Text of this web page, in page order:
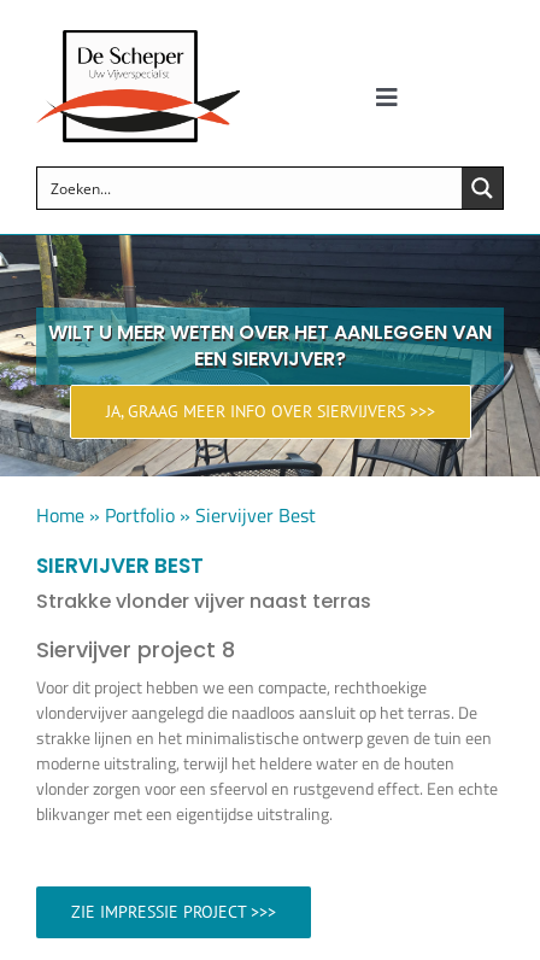
Toggle
Siervijvers
Koi vijvers
Vijverproducten
Wellness
Vijverplanten
Koi’s en siervissen
Waterkwaliteit
Impressie
WILT U MEER WETEN OVER HET AANLEGGEN VAN
EEN SIERVIJVER?
JA, GRAAG MEER INFO OVER SIERVIJVERS >>>
Home» Portfolio» Siervijver Best
SIERVIJVER BEST
Strakke vlonder vijver naast terras
Siervijver project 8
Voor dit project hebben we een compacte, rechthoekige
vlondervijver aangelegd die naadloos aansluit op het terras. De
strakke lijnen en het minimalistische ontwerp geven de tuin een
moderne uitstraling, terwijl het heldere water en de houten
vlonder zorgen voor een sfeervol en rustgevend effect. Een echte
blikvanger met een eigentijdse uitstraling.
ZIE IMPRESSIE PROJECT >>>